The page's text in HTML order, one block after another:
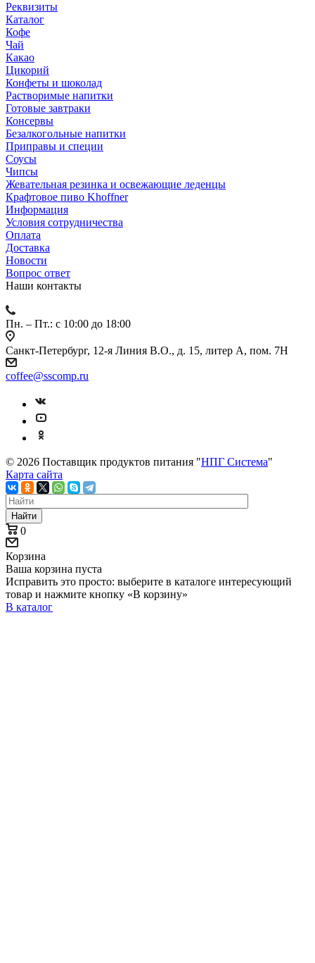
Реквизиты
Каталог
Кофе
Чай
Какао
Цикорий
Конфеты и шоколад
Растворимые напитки
Готовые завтраки
Консервы
Безалкогольные напитки
Приправы и специи
Соусы
Чипсы
Жевательная резинка и освежающие леденцы
Крафтовое пиво Khoffner
Информация
Условия сотрудничества
Оплата
Доставка
Новости
Вопрос ответ
Наши контакты
Пн. – Пт.: с 10:00 до 18:00
Санкт-Петербург, 12-я Линия В.О., д. 15, литер А, пом. 7Н
coffee@sscomp.ru
© 2026 Поставщик продуктов питания "НПГ Система"
Карта сайта
Найти
0
Корзина
Ваша корзина пуста
Исправить это просто: выберите в каталоге интересующий
товар и нажмите кнопку «В корзину»
В каталог